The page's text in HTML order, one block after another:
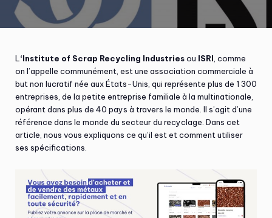
L‘Institute of Scrap Recycling Industriesou ISRI , comme
on l’appelle communément, est une association commerciale à
but non lucratif née aux États-Unis, qui représente plus de 1 300
entreprises, de la petite entreprise familiale à la multinationale,
opérant dans plus de 40 pays à travers le monde. Il s’agit d’une
référence dans le monde du secteur du recyclage. Dans cet
article, nous vous expliquons ce qu’il est et comment utiliser
ses spécifications.